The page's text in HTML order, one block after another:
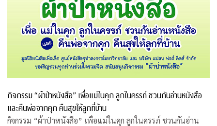
กิจกรรม “ผ้าป่าหนังสือ” เพื่อแม่ในคุก ลูกในครรภ์ ชวนกันอ่านหนังสือ
และคืนพ่อจากคุก คืนสุขให้ลูกที่บ้าน
กิจกรรม “ผ้าป่าหนังสือ” เพื่อแม่ในคุก ลูกในครรภ์ ชวนกันอ่าน